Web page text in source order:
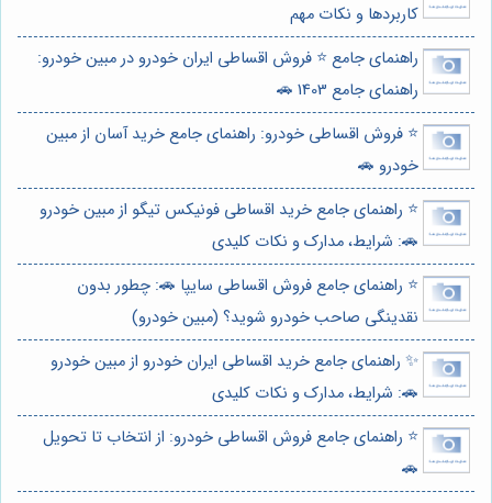
کاربردها و نکات مهم
راهنمای جامع ⭐️ فروش اقساطی ایران خودرو در مبین خودرو:
راهنمای جامع 1403 🚗
⭐️ فروش اقساطی خودرو: راهنمای جامع خرید آسان از مبین
خودرو 🚗
⭐️ راهنمای جامع خرید اقساطی فونیکس تیگو از مبین خودرو
🚗: شرایط، مدارک و نکات کلیدی
⭐️ راهنمای جامع فروش اقساطی سایپا 🚗: چطور بدون
نقدینگی صاحب خودرو شوید؟ (مبین خودرو)
✨ راهنمای جامع خرید اقساطی ایران خودرو از مبین خودرو
🚗: شرایط، مدارک و نکات کلیدی
⭐️ راهنمای جامع فروش اقساطی خودرو: از انتخاب تا تحویل
🚗